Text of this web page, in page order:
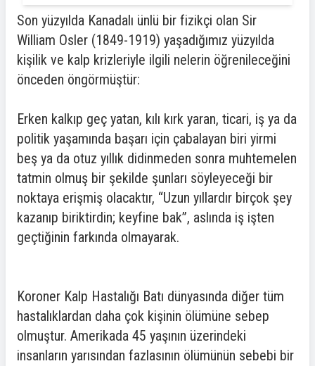
Son yüzyılda Kanadalı ünlü bir fizikçi olan Sir
William Osler (1849-1919) yaşadığımız yüzyılda
kişilik ve kalp krizleriyle ilgili nelerin öğrenileceğini
önceden öngörmüştür:
Erken kalkıp geç yatan, kılı kırk yaran, ticari, iş ya da
politik yaşamında başarı için çabalayan biri yirmi
beş ya da otuz yıllık didinmeden sonra muhtemelen
tatmin olmuş bir şekilde şunları söyleyeceği bir
noktaya erişmiş olacaktır, “Uzun yıllardır birçok şey
kazanıp biriktirdin; keyfine bak”, aslında iş işten
geçtiğinin farkında olmayarak.
Koroner Kalp Hastalığı Batı dünyasında diğer tüm
hastalıklardan daha çok kişinin ölümüne sebep
olmuştur. Amerikada 45 yaşının üzerindeki
insanların yarısından fazlasının ölümünün sebebi bir